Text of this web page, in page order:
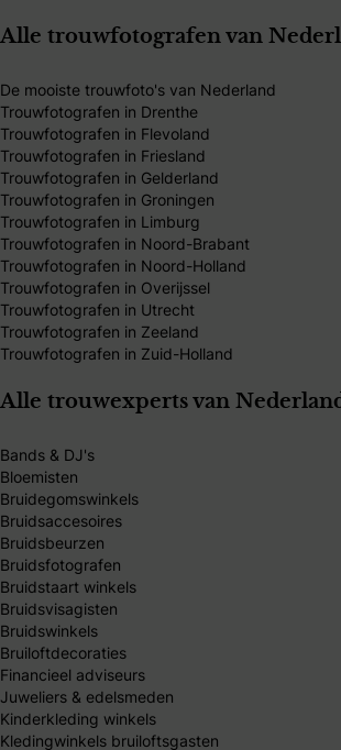
Alle trouwfotografen van
De mooiste trouwfoto's van Nederland
Trouwfotografen in Drenthe
Trouwfotografen in Flevoland
Trouwfotografen in Friesland
Trouwfotografen in Gelderland
Trouwfotografen in Groningen
Trouwfotografen in Limburg
Trouwfotografen in Noord-Brabant
Trouwfotografen in Noord-Holland
Trouwfotografen in Overijssel
Trouwfotografen in Utrecht
Trouwfotografen in Zeeland
Trouwfotografen in Zuid-Holland
Alle trouwexperts van
Bands & DJ's
Bloemisten
Bruidegomswinkels
Bruidsaccesoires
Bruidsbeurzen
Bruidsfotografen
Bruidstaart winkels
Bruidsvisagisten
Bruidswinkels
Bruiloftdecoraties
Financieel adviseurs
Juweliers & edelsmeden
Kinderkleding winkels
Kledingwinkels bruiloftsgasten